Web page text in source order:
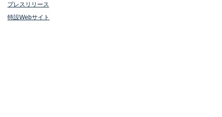
プレスリリース
特設Webサイト